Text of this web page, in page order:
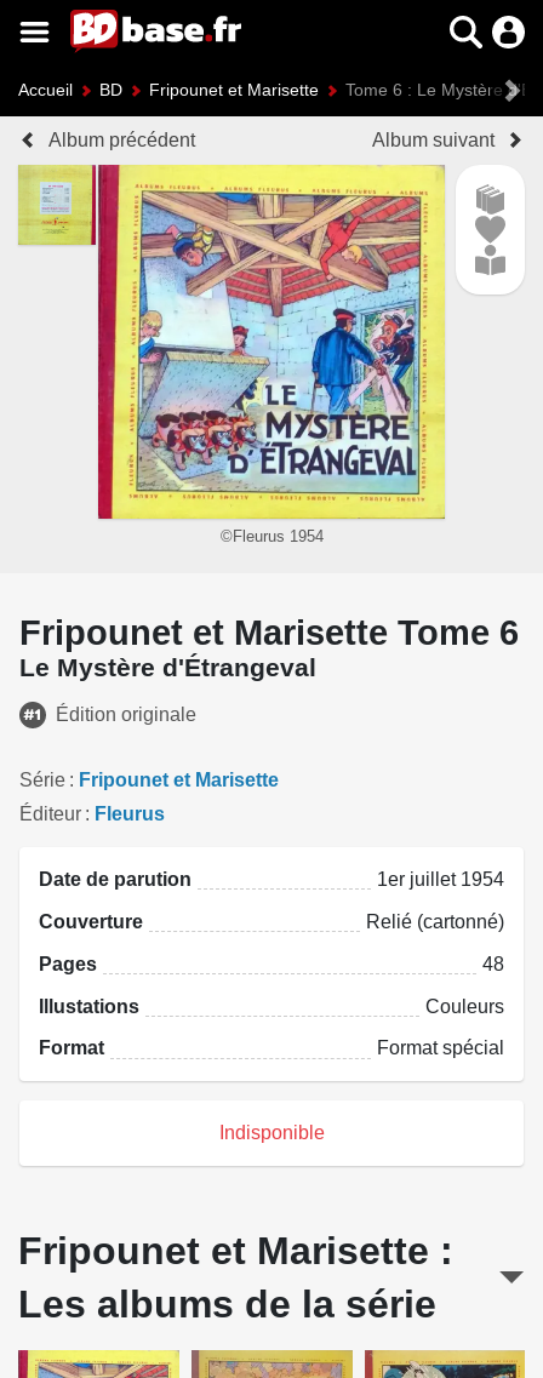
Accueil BD Fripounet et Marisette Tome 6 : Le Mystère
Album précédent Album suivant
©Fleurus 1954
Fripounet et Marisette Tome 6
Le Mystère d'Étrangeval
Édition originale
Série
Fripounet et Marisette
Éditeur
Fleurus
Date de parution 1er juillet 1954
Couverture Relié (cartonné)
Pages 48
Illustations Couleurs
Format Format spécial
Indisponible
Fripounet et Marisette :
Les albums de la série